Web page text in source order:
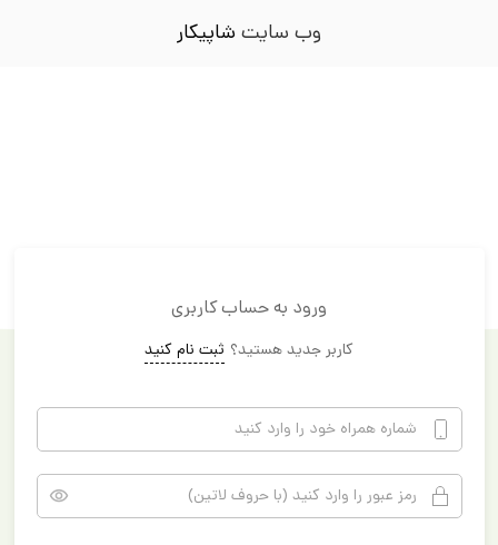
وب سایت شاپیکار
ورود به حساب کاربری
کاربر جدید هستید؟ ثبت نام کنید